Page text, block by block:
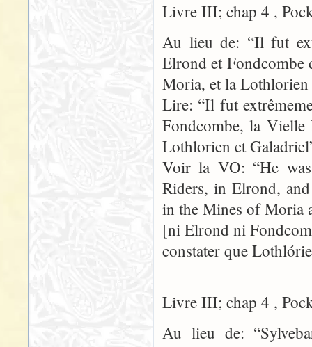
Livre III; chap 4 ,
Au lieu de: “Il fut
Elrond et Fondcombe
Moria, et la
Lire: “Il fut
Fondcombe, la
Lothlorien et
Voir la VO: “He
Riders, in Elrond,
in the Mines of Moria
[ni Elrond ni
constater que
Livre III; chap 4 ,
Au lieu de: